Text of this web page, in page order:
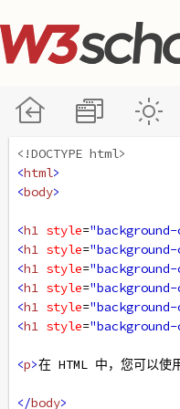
<!DOCTYPE html>
<html>
<body>
<h1 style=
<h1 style=
<h1 style=
<h1 style=
<h1 style=
<h1 style=
<p>在 HTML 中，您可以使
</body>